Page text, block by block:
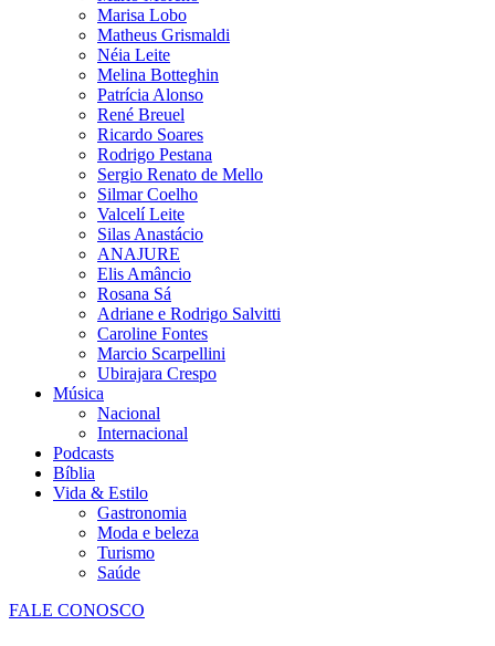
Marisa Lobo
Matheus Grismaldi
Néia Leite
Melina Botteghin
Patrícia Alonso
René Breuel
Ricardo Soares
Rodrigo Pestana
Sergio Renato de Mello
Silmar Coelho
Valcelí Leite
Silas Anastácio
ANAJURE
Elis Amâncio
Rosana Sá
Adriane e Rodrigo Salvitti
Caroline Fontes
Marcio Scarpellini
Ubirajara Crespo
Música
Nacional
Internacional
Podcasts
Bíblia
Vida & Estilo
Gastronomia
Moda e beleza
Turismo
Saúde
FALE CONOSCO